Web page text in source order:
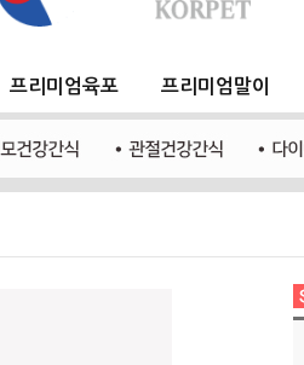
프리미엄육포 프리미엄말이